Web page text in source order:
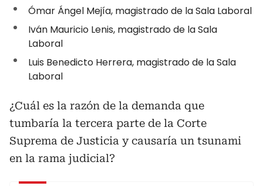
Ómar Ángel Mejía, magistrado de la Sala Laboral
Iván Mauricio Lenis, magistrado de la Sala
Laboral
Luis Benedicto Herrera, magistrado de la Sala
Laboral
¿Cuál es la razón de la demanda que
tumbaría la tercera parte de la Corte
Suprema de Justicia y causaría un tsunami
en la rama judicial?